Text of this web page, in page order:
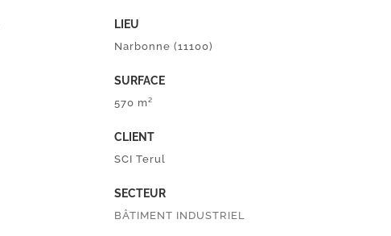
LIEU
Narbonne (11100)
SURFACE
570 m²
CLIENT
SCI Terul
SECTEUR
BÂTIMENT INDUSTRIEL